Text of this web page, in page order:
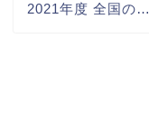
2021年度 全国の…